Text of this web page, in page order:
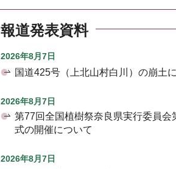
報道発表資料
2026年8月7日
国道425号（上北山村白川）の崩土
2026年8月7日
第77回全国植樹祭奈良県実行委員
式の開催について
2026年8月7日